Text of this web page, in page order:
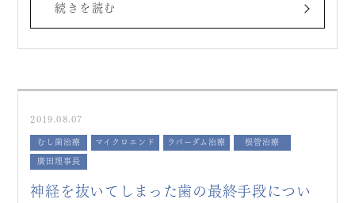
続きを読む
2019.08.07
むし歯治療 マイクロエンド ラバーダム治療 根管治療
廣田理事長
神経を抜いてしまった歯の最終手段につい